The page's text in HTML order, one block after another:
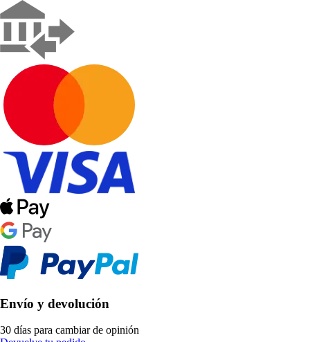
Envío y devolución
30 días para cambiar de opinión